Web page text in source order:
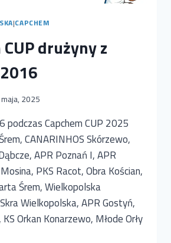
|CAPCHEM
drużyny z
2025
podczas Capchem CUP 2025
CANARINHOS Skórzewo,
APR Poznań I, APR
PKS Racot, Obra Kościan,
Śrem, Wielkopolska
Wielkopolska, APR Gostyń,
Orkan Konarzewo, Młode Orły